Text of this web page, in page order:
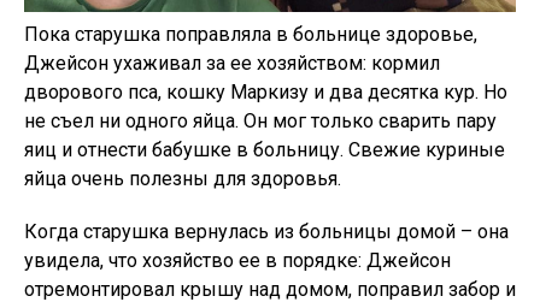
Пока старушка поправляла в больнице здоровье,
Джейсон ухаживал за ее хозяйством: кормил
дворового пса, кошку Маркизу и два десятка кур. Но
не съел ни одного яйца. Он мог только сварить пару
яиц и отнести бабушке в больницу. Свежие куриные
яйца очень полезны для здоровья.
Когда старушка вернулась из больницы домой – она
увидела, что хозяйство ее в порядке: Джейсон
отремонтировал крышу над домом, поправил забор и